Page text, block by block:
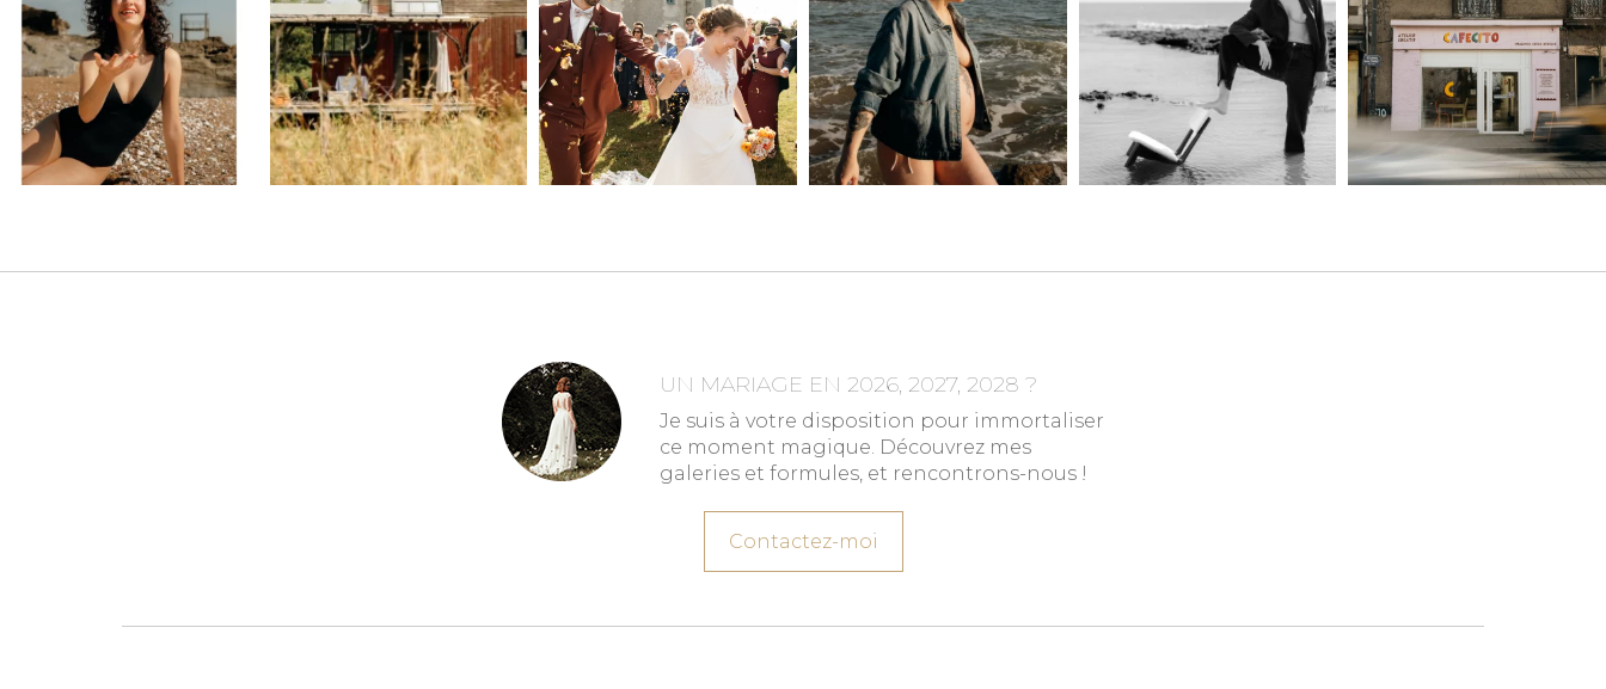
UN MARIAGE EN 2026, 2027, 2028 ?
Je suis à votre disposition pour immortaliser
ce moment magique. Découvrez mes
galeries et formules, et rencontrons-nous !
Contactez-moi